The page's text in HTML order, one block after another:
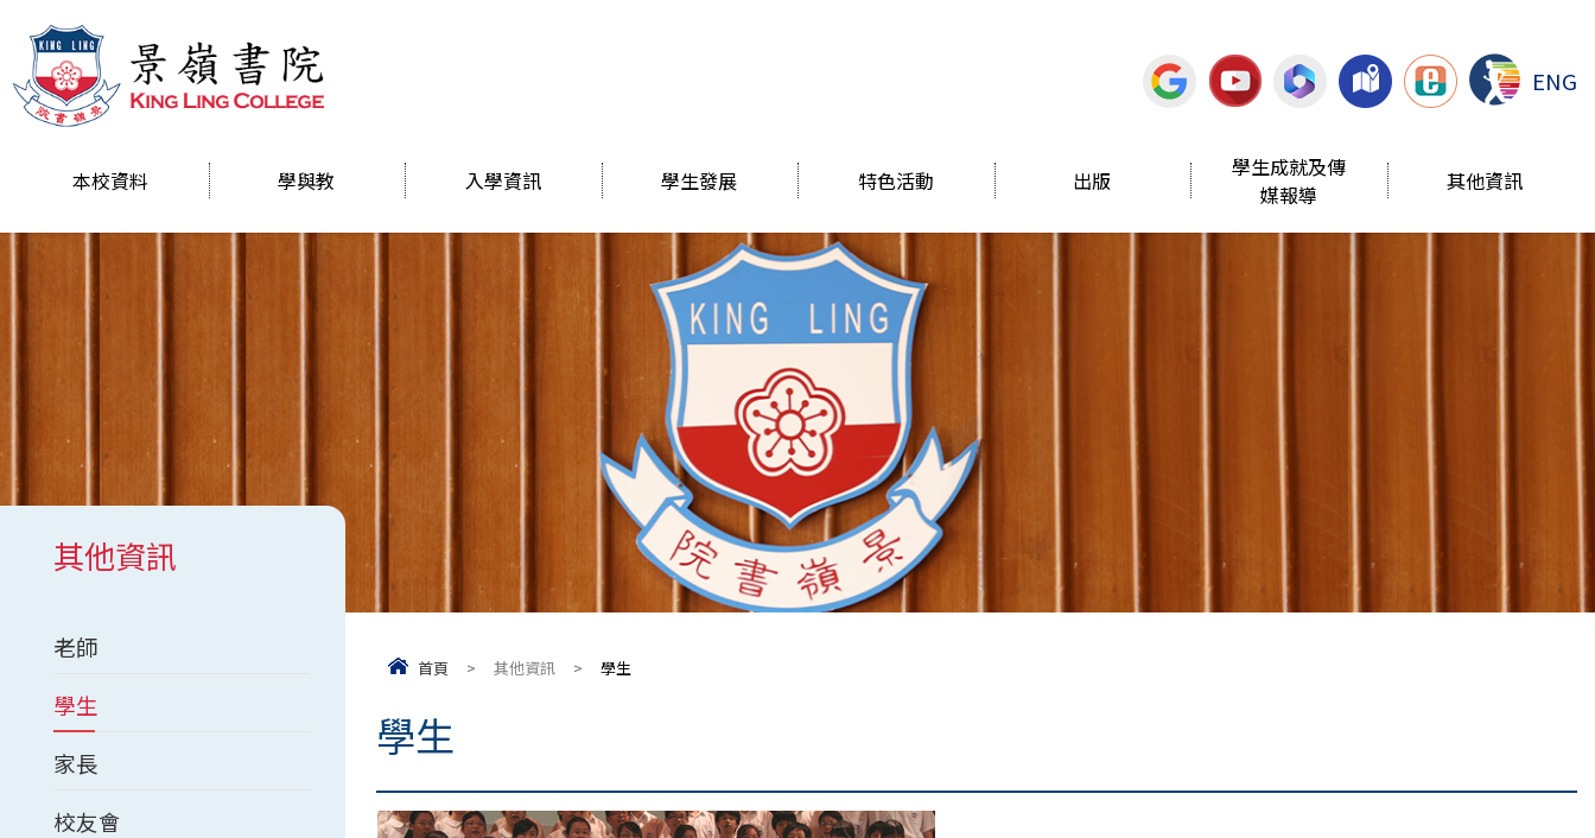
ENG
本校資料 學與教 入學資訊 學生發展 特色活動 出版
學生成就及傳
媒報導
其他資訊
首頁 > 其他資訊 > 學生
學生
其他資訊
老師
學生
家長
校友會